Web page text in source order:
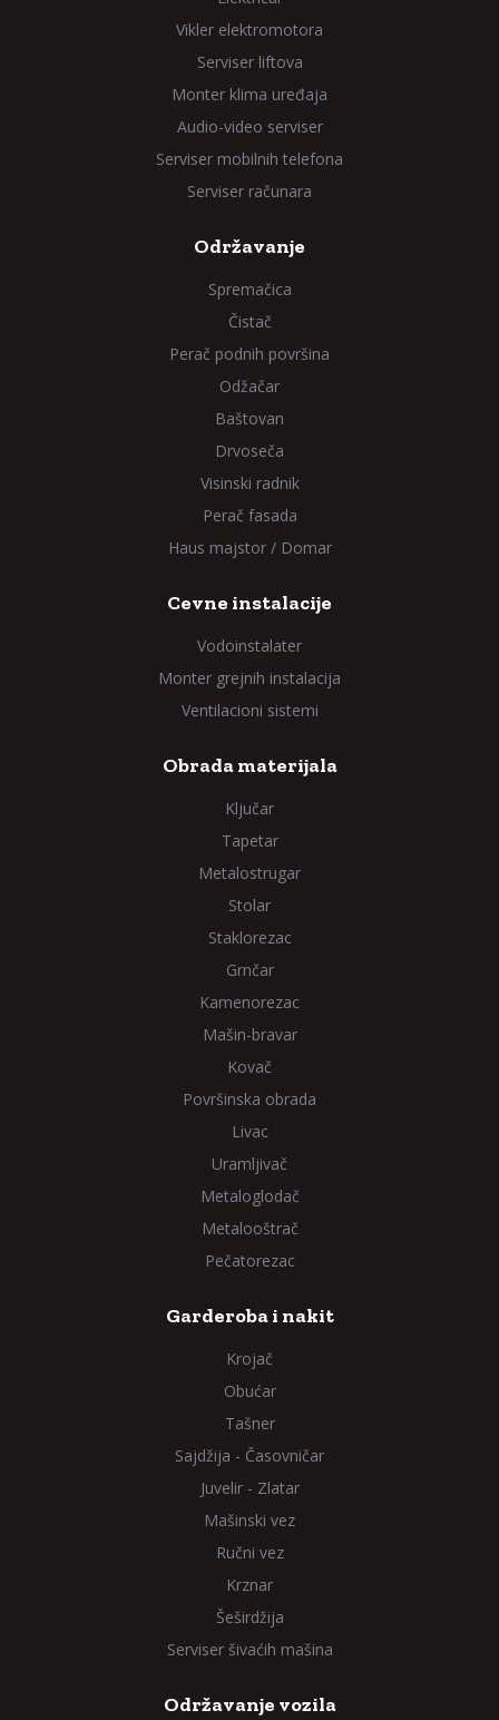
Vikler elektromotora
Serviser liftova
Monter klima uređaja
Audio-video serviser
Serviser mobilnih telefona
Serviser računara
Održavanje
Spremačica
Čistač
Perač podnih površina
Odžačar
Baštovan
Drvoseča
Visinski radnik
Perač fasada
Haus majstor / Domar
Cevne instalacije
Vodoinstalater
Monter grejnih instalacija
Ventilacioni sistemi
Obrada materijala
Ključar
Tapetar
Metalostrugar
Stolar
Staklorezac
Grnčar
Kamenorezac
Mašin-bravar
Kovač
Površinska obrada
Livac
Uramljivač
Metaloglodač
Metalooštrač
Pečatorezac
Garderoba i nakit
Krojač
Obućar
Tašner
Sajdžija - Časovničar
Juvelir - Zlatar
Mašinski vez
Ručni vez
Krznar
Šeširdžija
Serviser šivaćih mašina
Održavanje vozila